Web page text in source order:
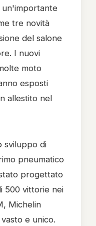
un'importante
tre novità
del salone
I nuovi
moto
esposti
allestito nel
sviluppo di
pneumatico
progettato
500 vittorie nei
Michelin
e unico.